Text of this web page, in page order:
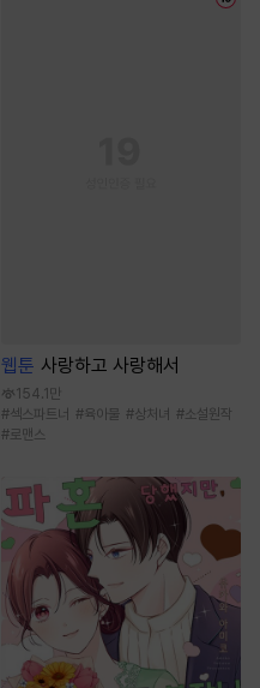
웹툰 사랑하고 사랑해서
154.1만
#섹스파트너 #육아물 #상처녀 #소설원작
#로맨스